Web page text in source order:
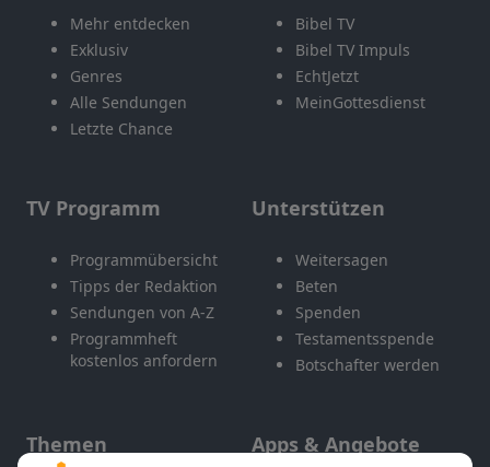
Mehr entdecken
Exklusiv
Genres
Alle Sendungen
Letzte Chance
Bibel TV
Bibel TV Impuls
EchtJetzt
MeinGottesdienst
TV Programm
Programmübersicht
Tipps der Redaktion
Sendungen von A-Z
Programmheft
kostenlos anfordern
Unterstützen
Weitersagen
Beten
Spenden
Testamentsspende
Botschafter werden
Themen Apps & Angebote